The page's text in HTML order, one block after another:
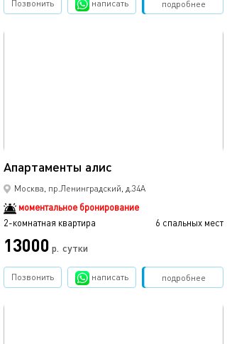
подробнее
Позвонить написать Забронировать
Апартаменты алис
Москва, пр.Ленинградский, д.34А
моментальное бронирование
2-комнатная квартира
6 спальных мест
13000 р. сутки
подробнее
Позвонить написать Забронировать